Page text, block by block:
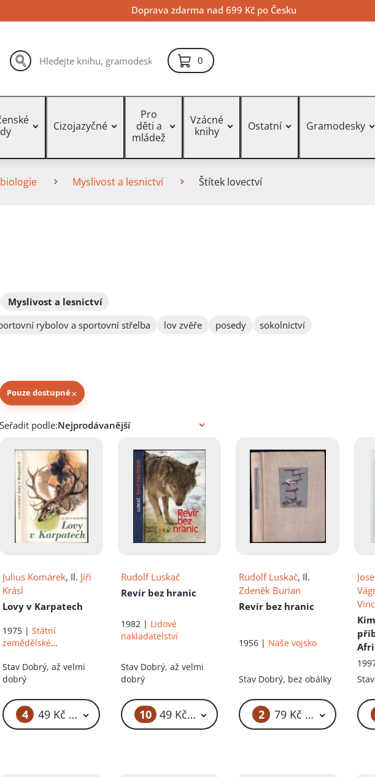
Doprava zdarma nad 699 Kč po Česku
hledat
0položek – košík
Cizojazyčné
Pro
děti a
mládež
Vzácné
knihy
Ostatní Gramodesky
Myslivost a lesnictví Štítek lovectví
Myslivost a lesnictví
rybolov a sportovní střelba lov zvěře posedy sokolnictví
Pouze dostupné×
Knihy autora
Seřadit podle:
Julius Komárek, Il. Jiří
Krásl
Lovy v Karpatech
1975 |Státní
zemědělské
Stav Dobrý, až velmi
dobrý
4 49 Kč – 59 Kč
Rudolf Luskač
Revír bez hranic
1982 | Lidové
nakladatelství
Stav Dobrý, až velmi
dobrý
10 49 Kč – 59 Kč
Rudolf Luskač, Il.
Zdeněk Burian
Revír bez hranic
1956 | Naše vojsko
Stav Dobrý, bez obálky
2 79 Kč – 179 Kč
Stav